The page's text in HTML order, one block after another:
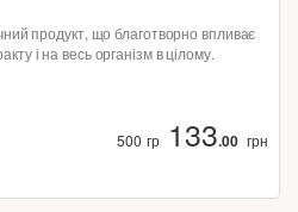
продукт, що благотворно впливає
і на весь організм в цілому.
500 гр133.00 грн